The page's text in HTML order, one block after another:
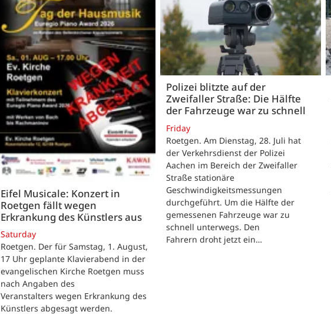
Eifel Musicale: Konzert in
Roetgen fällt wegen
Erkrankung des Künstlers aus
Saturday
Roetgen. Der für Samstag, 1. August,
17 Uhr geplante Klavierabend in der
evangelischen Kirche Roetgen muss
nach Angaben des
Veranstalters wegen Erkrankung des
Künstlers abgesagt werden.
Polizei blitzte auf der
Zweifaller Straße: Die Hälfte
der Fahrzeuge war zu schnell
Friday
Roetgen. Am Dienstag, 28. Juli hat
der Verkehrsdienst der Polizei
Aachen im Bereich der Zweifaller
Straße stationäre
Geschwindigkeitsmessungen
durchgeführt. Um die Hälfte der
gemessenen Fahrzeuge war zu
schnell unterwegs. Den
Fahrern droht jetzt ein…